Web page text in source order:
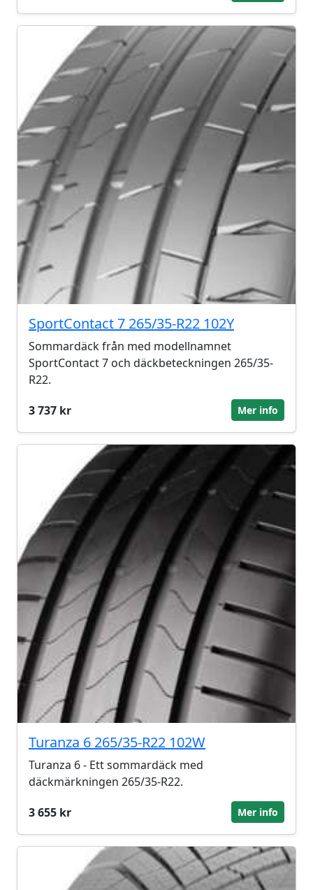
SportContact 7 265/35-R22 102Y
Sommardäck från med modellnamnet
SportContact 7 och däckbeteckningen 265/35-
R22.
3 737 kr
Mer info
Turanza 6 265/35-R22 102W
Turanza 6 - Ett sommardäck med
däckmärkningen 265/35-R22.
3 655 kr
Mer info